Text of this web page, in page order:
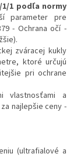
1/1 podľa normy
parameter pre
- Ochrana očí -
zváracej kukly
ktoré určujú
pri ochrane
vlastnosťami a
najlepšie ceny -
(ultrafialové a